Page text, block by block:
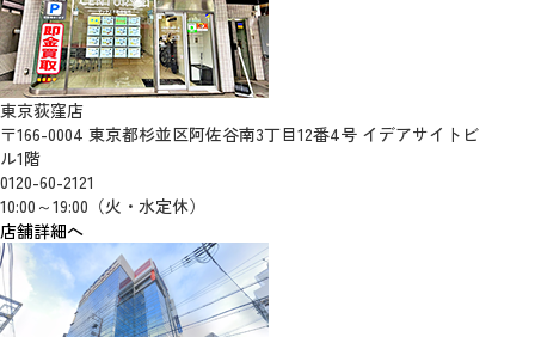
東京荻窪店
〒166-0004 東京都杉並区阿佐谷南3丁目12番4号 イデアサイトビ
ル1階
0120-60-2121
10:00～19:00（火・水定休）
店舗詳細へ